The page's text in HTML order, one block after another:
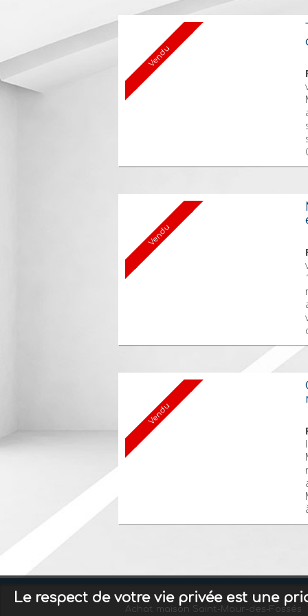
Vendu
Vendu
Vendu
Achat maison Saint-Maur-des-Fossés
Le respect de votre vie privée est une